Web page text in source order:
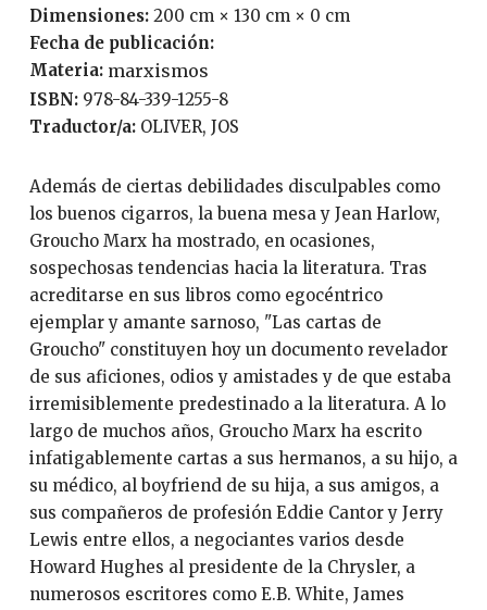
Dimensiones: 200 cm × 130 cm × 0 cm
Fecha de publicación:
Materia: marxismos
ISBN:
978-84-339-1255-8
Traductor/a:
OLIVER, JOS
Además de ciertas debilidades disculpables como
los buenos cigarros, la buena mesa y Jean Harlow,
Groucho Marx ha mostrado, en ocasiones,
sospechosas tendencias hacia la literatura. Tras
acreditarse en sus libros como egocéntrico
ejemplar y amante sarnoso, "Las cartas de
Groucho" constituyen hoy un documento revelador
de sus aficiones, odios y amistades y de que estaba
irremisiblemente predestinado a la literatura. A lo
largo de muchos años, Groucho Marx ha escrito
infatigablemente cartas a sus hermanos, a su hijo, a
su médico, al boyfriend de su hija, a sus amigos, a
sus compañeros de profesión Eddie Cantor y Jerry
Lewis entre ellos, a negociantes varios desde
Howard Hughes al presidente de la Chrysler, a
numerosos escritores como E.B. White, James